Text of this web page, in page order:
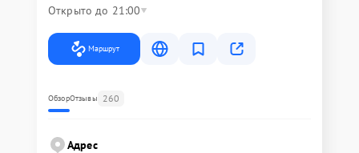
Открыто до 21:00
Маршрут
ОбзорОтзывы 260
Адрес